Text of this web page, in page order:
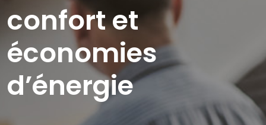
confort et
économies
d’énergie